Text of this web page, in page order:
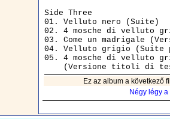
Side Three
01. Velluto nero
02. 4 mosche di velluto
03. Come un madrigale
04. Velluto grigio
05. 4 mosche di
Ez az album a következő
Négy légy